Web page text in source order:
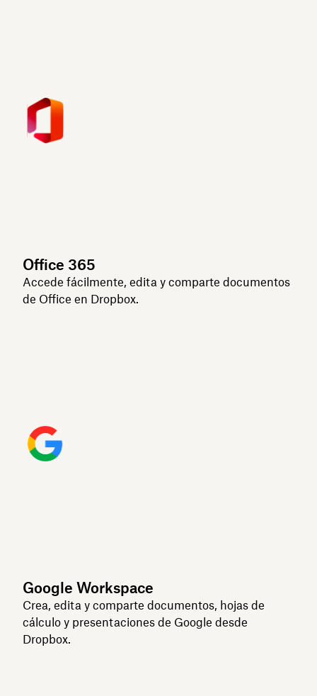
Office 365
Accede fácilmente, edita y comparte documentos
de Office en Dropbox.
Google Workspace
Crea, edita y comparte documentos, hojas de
cálculo y presentaciones de Google desde
Dropbox.